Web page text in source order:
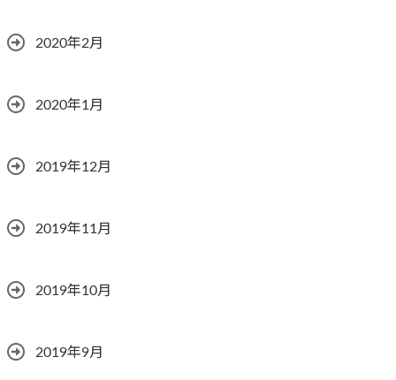
2020年2月
2020年1月
2019年12月
2019年11月
2019年10月
2019年9月